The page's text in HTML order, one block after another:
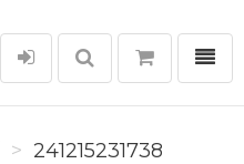
選單
241215231738